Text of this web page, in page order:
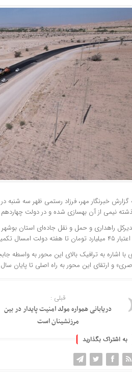
نیمی از آن بهسازی شده و در دولت چهاردهم فاز دوم پروژه به طول
راهداری و حمل و نقل جاده‌ای استان
تومان تا هفته دولت امسال تکمیل خواهد شد.
با اشاره به ترافیک بالای این محور به واسطه
و ارتقای این محور به راه اصلی تا پایان
قبلی :
دریابانی همواره مولد امنیت پایدار در بین
مرزنشینان است
به اشتراک بگذارید